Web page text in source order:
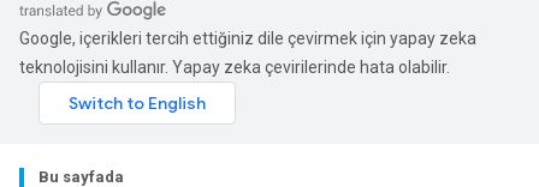
Google, içerikleri tercih ettiğiniz dile çevirmek için yapay zeka
teknolojisini kullanır. Yapay zeka çevirilerinde hata olabilir.
Bu sayfada